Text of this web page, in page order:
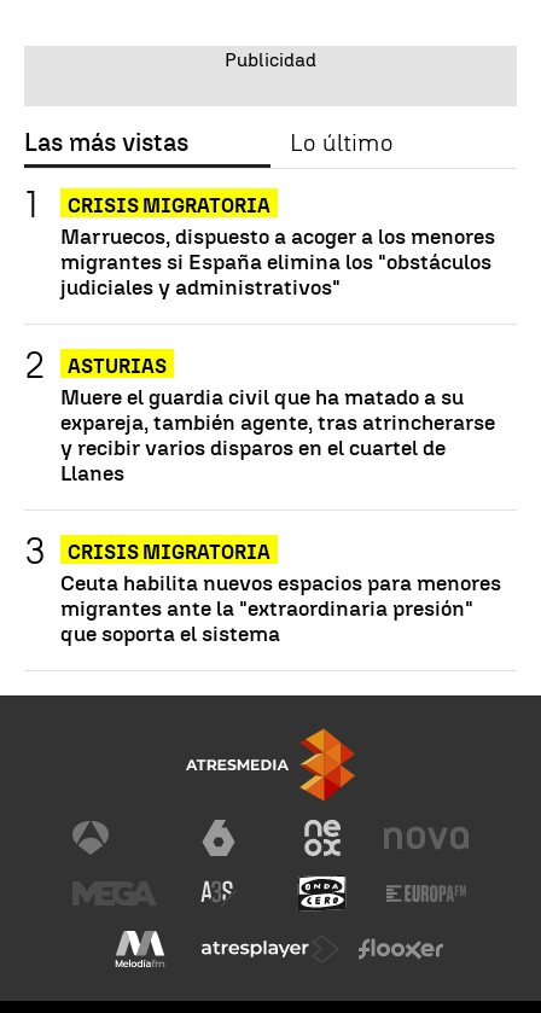
Las más vistas Lo último
CRISIS MIGRATORIA
Marruecos, dispuesto a acoger a los menores
migrantes si España elimina los "obstáculos
judiciales y administrativos"
ASTURIAS
Muere el guardia civil que ha matado a su
expareja, también agente, tras atrincherarse
y recibir varios disparos en el cuartel de
Llanes
CRISIS MIGRATORIA
Ceuta habilita nuevos espacios para menores
migrantes ante la "extraordinaria presión"
que soporta el sistema